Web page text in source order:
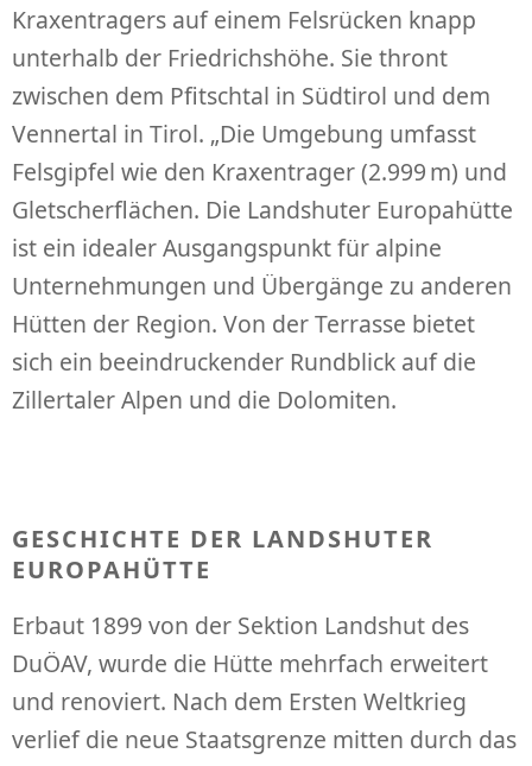
Kraxentragers auf einem Felsrücken knapp
unterhalb der Friedrichshöhe. Sie thront
zwischen dem Pfitschtal in Südtirol und dem
Vennertal in Tirol. „Die Umgebung umfasst
Felsgipfel wie den Kraxentrager (2.999 m) und
Gletscherflächen. Die Landshuter Europahütte
ist ein idealer Ausgangspunkt für alpine
Unternehmungen und Übergänge zu anderen
Hütten der Region. Von der Terrasse bietet
sich ein beeindruckender Rundblick auf die
Zillertaler Alpen und die Dolomiten.
GESCHICHTE DER LANDSHUTER
EUROPAHÜTTE
Erbaut 1899 von der Sektion Landshut des
DuÖAV, wurde die Hütte mehrfach erweitert
und renoviert. Nach dem Ersten Weltkrieg
verlief die neue Staatsgrenze mitten durch das